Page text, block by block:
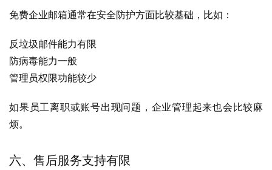
免费企业邮箱通常在安全防护方面比较基础，比如：
反垃圾邮件能力有限
防病毒能力一般
管理员权限功能较少
如果员工离职或账号出现问题，企业管理起来也会比较麻
烦。
六、售后服务支持有限